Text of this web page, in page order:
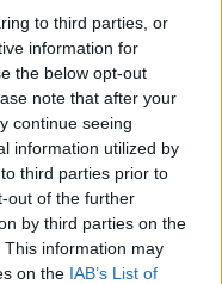
to third parties, or
information for
the below opt-out
note that after your
continue seeing
information utilized by
third parties prior to
out of the further
by third parties on the
This information may
on the IAB’s List of
14-ig tartó nyári
a világnak fityiszt
Shakespeare írta, de
Day punkénekes
az AP. A